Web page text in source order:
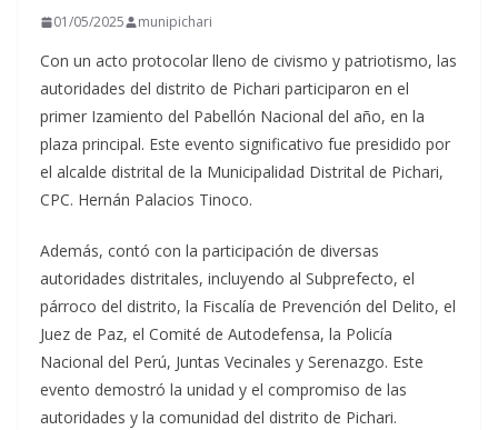
01/05/2025 munipichari
Con un acto protocolar lleno de civismo y patriotismo, las
autoridades del distrito de Pichari participaron en el
primer Izamiento del Pabellón Nacional del año, en la
plaza principal. Este evento significativo fue presidido por
el alcalde distrital de la Municipalidad Distrital de Pichari,
CPC. Hernán Palacios Tinoco.
Además, contó con la participación de diversas
autoridades distritales, incluyendo al Subprefecto, el
párroco del distrito, la Fiscalía de Prevención del Delito, el
Juez de Paz, el Comité de Autodefensa, la Policía
Nacional del Perú, Juntas Vecinales y Serenazgo. Este
evento demostró la unidad y el compromiso de las
autoridades y la comunidad del distrito de Pichari.